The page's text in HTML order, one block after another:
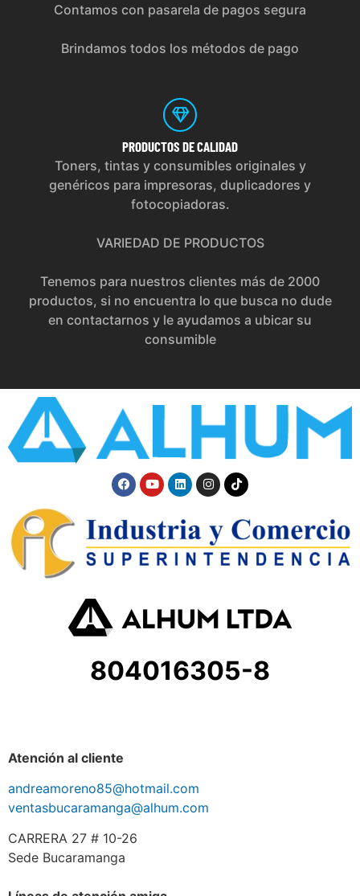
Contamos con pasarela de pagos segura
Brindamos todos los métodos de pago
PRODUCTOS DE CALIDAD
Toners, tintas y consumibles originales y
genéricos para impresoras, duplicadores y
fotocopiadoras.
VARIEDAD DE PRODUCTOS
Tenemos para nuestros clientes más de 2000
productos, si no encuentra lo que busca no dude
en contactarnos y le ayudamos a ubicar su
consumible
804016305-8
Atención al cliente
andreamoreno85@hotmail.com
ventasbucaramanga@alhum.com
CARRERA 27 # 10-26
Sede Bucaramanga